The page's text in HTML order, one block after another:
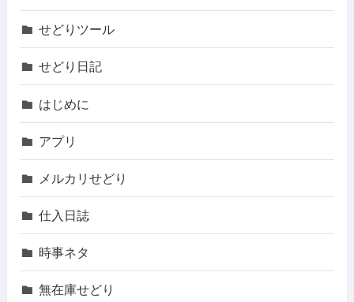
せどりツール
せどり日記
はじめに
アプリ
メルカリせどり
仕入日誌
時事ネタ
無在庫せどり